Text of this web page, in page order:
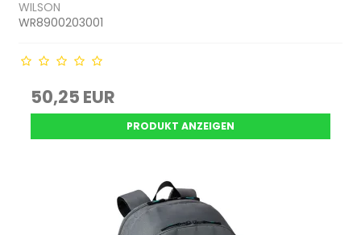
WILSON
WR8900203001
50,25 EUR
PRODUKT ANZEIGEN